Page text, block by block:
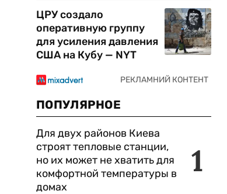
ЦРУ создало
оперативную группу
для усиления давления
США на Кубу — NYT
ПОПУЛЯРНОЕ
1
Для двух районов Киева
строят тепловые станции,
но их может не хватить для
комфортной температуры в
домах